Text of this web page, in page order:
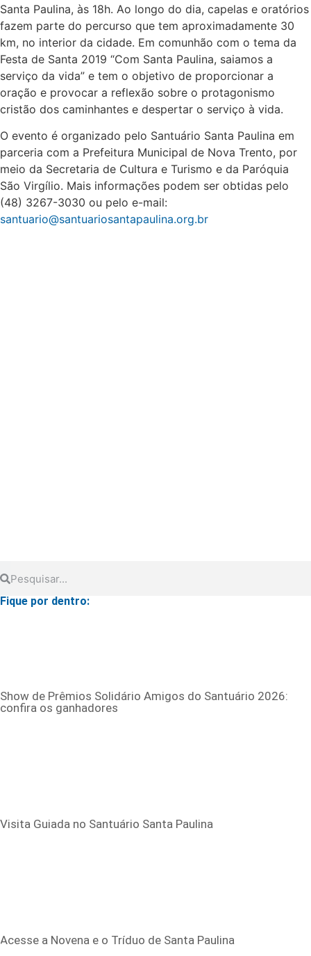
Santa Paulina, às 18h. Ao longo do dia, capelas e oratórios
fazem parte do percurso que tem aproximadamente 30
km, no interior da cidade. Em comunhão com o tema da
Festa de Santa 2019 “Com Santa Paulina, saiamos a
serviço da vida” e tem o objetivo de proporcionar a
oração e provocar a reflexão sobre o protagonismo
cristão dos caminhantes e despertar o serviço à vida.
O evento é organizado pelo Santuário Santa Paulina em
parceria com a Prefeitura Municipal de Nova Trento, por
meio da Secretaria de Cultura e Turismo e da Paróquia
São Virgílio. Mais informações podem ser obtidas pelo
(48) 3267-3030 ou pelo e-mail:
santuario@santuariosantapaulina.org.br
Fique por dentro:
Show de Prêmios Solidário Amigos do Santuário 2026:
confira os ganhadores
Visita Guiada no Santuário Santa Paulina
Acesse a Novena e o Tríduo de Santa Paulina